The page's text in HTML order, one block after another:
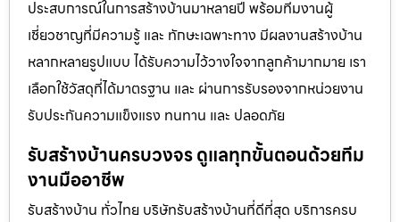
ประสบการณ์ในการสร้างบ้านมาหลายปี พร้อมทีมงานผู้
เชี่ยวชาญที่มีความรู้ และ ทักษะเฉพาะทาง มีผลงานสร้างบ้าน
หลากหลายรูปแบบ ได้รับความไว้วางใจจากลูกค้ามากมาย เรา
เลือกใช้วัสดุที่ได้มาตรฐาน และ ผ่านการรับรองจากหน่วยงาน
รับประกันความแข็งแรง ทนทาน และ ปลอดภัย
รับสร้างบ้านครบวงจร ดูแลทุกขั้นตอนด้วยทีม
งานมืออาชีพ
รับสร้างบ้าน ทั่วไทย บริษัทรับสร้างบ้านที่ดีที่สุด บริการครบ